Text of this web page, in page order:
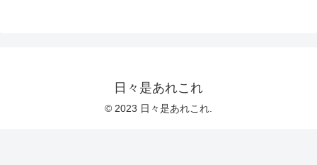
日々是あれこれ
© 2023 日々是あれこれ.